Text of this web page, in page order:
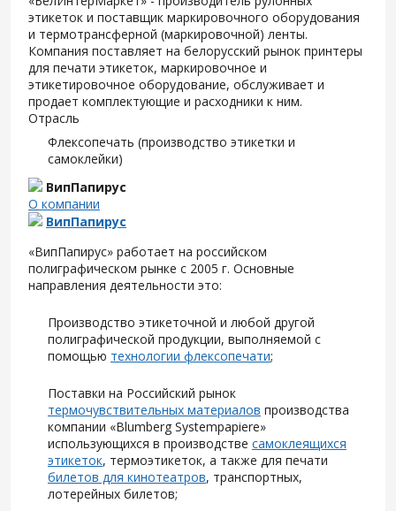
этикеток и поставщик маркировочного оборудования
и термотрансферной (маркировочной) ленты.
Компания поставляет на белорусский рынок принтеры
для печати этикеток, маркировочное и
этикетировочное оборудование, обслуживает и
продает комплектующие и расходники к ним.
Отрасль
Флексопечать (производство этикетки и
самоклейки)
ВипПапирус
О компании
ВипПапирус
«ВипПапирус» работает на российском
полиграфическом рынке с 2005 г. Основные
направления деятельности это:
Производство этикеточной и любой другой
полиграфической продукции, выполняемой с
помощью технологии флексопечати;
Поставки на Российский рынок
термочувствительных материалов производства
компании «Blumberg Systempapiere»
использующихся в производстве самоклеящихся
этикеток, термоэтикеток, а также для печати
билетов для кинотеатров, транспортных,
лотерейных билетов;